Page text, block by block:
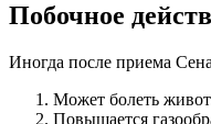
Побочное
Иногда после приема
Может болеть
Повышается